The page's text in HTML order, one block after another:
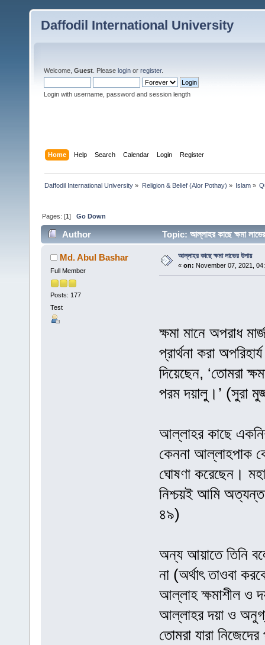
Daffodil International University
Welcome, Guest . Please login or register.
Login with username, password and session length
Home Help Search Calendar Login Register
Daffodil International University » Religion & Belief (Alor Pothay) » Islam»
Pages: [1]Go Down
Author Topic: আল্লাহর কাছে ক্ষমা
Md. Abul Bashar
Full Member
Posts: 177
Test
আল্লাহর কাছে ক্ষমা লাভের উপায়
« on: November 07, 2021,
ক্ষমা মানে অপরাধ
প্রার্থনা করা
দিয়েছেন, ‘তোমরা
পরম দয়ালু।’ (সুরা
আল্লাহর কাছে
কেননা আল্লাহপাক
ঘোষণা করেছেন।
নিশ্চয়ই আমি
৪৯)
অন্য আয়াতে তিনি
না (অর্থাৎ তাওবা
আল্লাহ ক্ষমাশীল ও
আল্লাহর দয়া ও
তোমরা যারা